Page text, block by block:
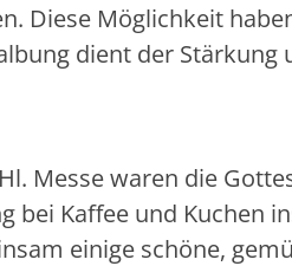
Diese Möglichkeit
dient der Stärkung
Messe waren die
bei Kaffee und Kuchen
einige schöne,